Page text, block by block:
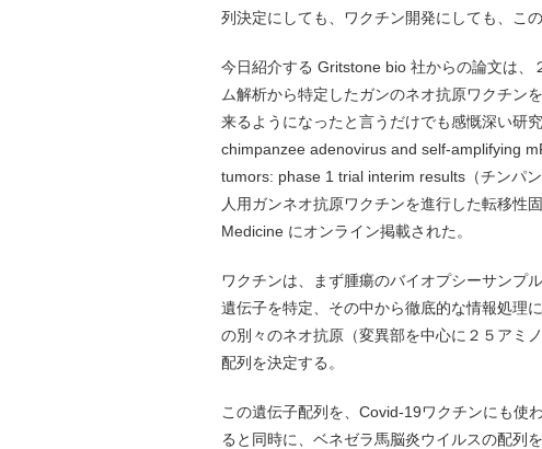
列決定にしても、ワクチン開発にしても、こ
今日紹介する Gritstone bio 社からの論文は、
ム解析から特定したガンのネオ抗原ワクチン
来るようになったと言うだけでも感慨深い研
chimpanzee adenovirus and self-amplifying
tumors: phase 1 trial interim results（チンパ
人用ガンネオ抗原ワクチンを進行した転移性
Medicine にオンライン掲載された。
ワクチンは、まず腫瘍のバイオプシーサンプ
遺伝子を特定、その中から徹底的な情報処理
の別々のネオ抗原（変異部を中心に２５アミ
配列を決定する。
この遺伝子配列を、Covid-19ワクチンにも使
ると同時に、ベネゼラ馬脳炎ウイルスの配列